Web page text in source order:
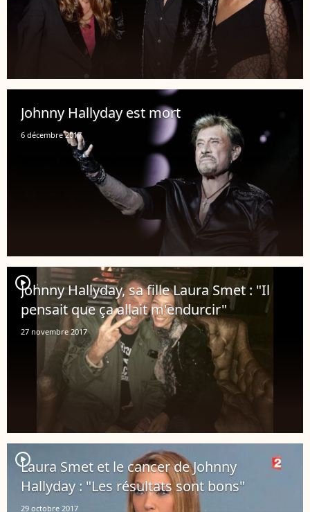
Johnny Hallyday est mort
6 décembre 2017
player2
Johnny Hallyday, sa fille Laura Smet : "Il
pensait que ça allait m'endurcir"
27 novembre 2017
player2
Laura Smet et le cancer de Johnny
Hallyday : "Les résultats sont bons"
29 octobre 2017